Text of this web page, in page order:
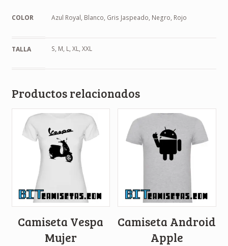
COLOR Azul Royal, Blanco, Gris Jaspeado, Negro, Rojo
TALLA S, M, L, XL, XXL
Productos relacionados
Camiseta Vespa
Mujer
Camiseta Android
Apple